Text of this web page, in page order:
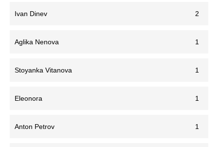
Ivan Dinev 2
Aglika Nenova 1
Stoyanka Vitanova 1
Eleonora 1
Anton Petrov 1